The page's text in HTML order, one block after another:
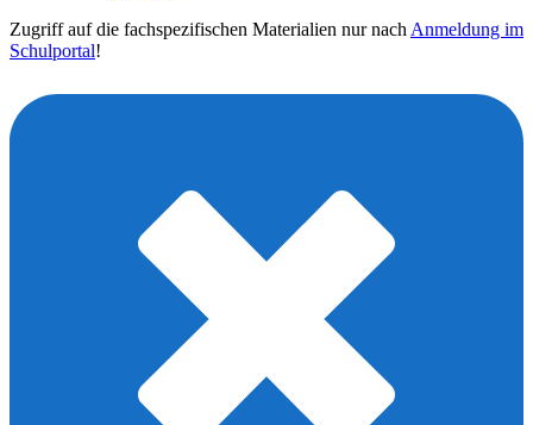
Zugriff auf die fachspezifischen Materialien nur nach Anmeldung im
Schulportal!